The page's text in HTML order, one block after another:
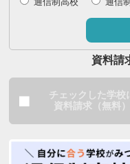
資料請
チェックした学校
資料請求（無料）